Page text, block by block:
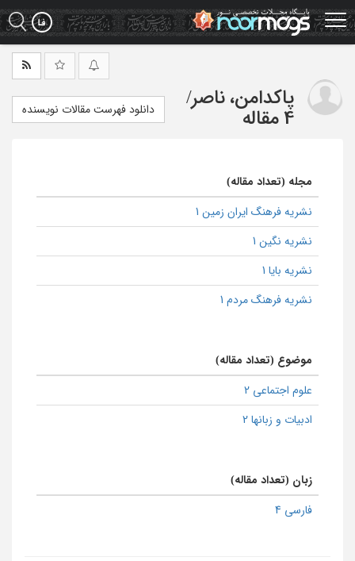
Skip
to
main
پاکدامن، ناصر/
4 مقاله
دانلود فهرست مقالات نویسنده
مجله (تعداد مقاله)
نشریه فرهنگ ایران زمین 1
نشریه نگین 1
نشریه بایا 1
نشریه فرهنگ مردم 1
موضوع (تعداد مقاله)
علوم اجتماعی 2
ادبیات و زبانها 2
زبان (تعداد مقاله)
فارسی 4